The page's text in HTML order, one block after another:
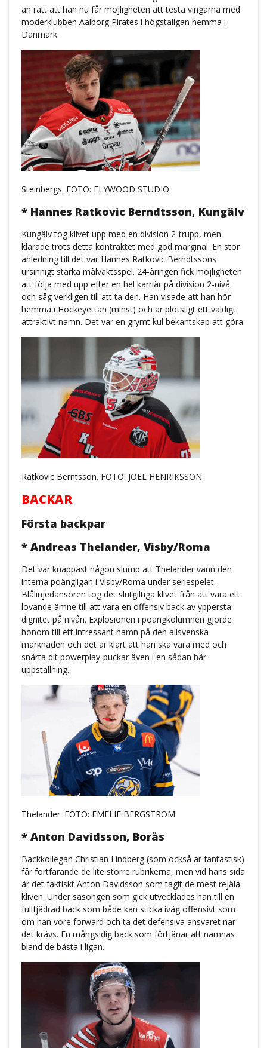
än rätt att han nu får möjligheten att testa vingarna med
moderklubben Aalborg Pirates i högstaligan hemma i
Danmark.
Steinbergs. FOTO: FLYWOOD STUDIO
* Hannes Ratkovic Berndtsson, Kungälv
Kungälv tog klivet upp med en division 2-trupp, men
klarade trots detta kontraktet med god marginal. En stor
anledning till det var Hannes Ratkovic Berndtssons
ursinnigt starka målvaktsspel. 24-åringen fick möjligheten
att följa med upp efter en hel karriär på division 2-nivå
och såg verkligen till att ta den. Han visade att han hör
hemma i Hockeyettan (minst) och är plötsligt ett väldigt
attraktivt namn. Det var en grymt kul bekantskap att göra.
Ratkovic Berntsson. FOTO: JOEL HENRIKSSON
BACKAR
Första backpar
* Andreas Thelander, Visby/Roma
Det var knappast någon slump att Thelander vann den
interna poängligan i Visby/Roma under seriespelet.
Blålinjedansören tog det slutgiltiga klivet från att vara ett
lovande ämne till att vara en offensiv back av yppersta
dignitet på nivån. Explosionen i poängkolumnen gjorde
honom till ett intressant namn på den allsvenska
marknaden och det är klart att han ska vara med och
snärta dit powerplay-puckar även i en sådan här
uppställning.
Thelander. FOTO: EMELIE BERGSTRÖM
* Anton Davidsson, Borås
Backkollegan Christian Lindberg (som också är fantastisk)
får fortfarande de lite större rubrikerna, men vid hans sida
är det faktiskt Anton Davidsson som tagit de mest rejäla
kliven. Under säsongen som gick utvecklades han till en
fullfjädrad back som både kan sticka iväg offensivt som
om han vore forward och ta det defensiva ansvaret när
det krävs. En mångsidig back som förtjänar att nämnas
bland de bästa i ligan.